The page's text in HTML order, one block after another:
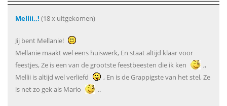
Mellii,,! (18 x uitgekomen)
Jij bent Mellanie!
Mellanie maakt wel eens huiswerk, En staat altijd klaar voor
feestjes, Ze is een van de grootste feestbeesten die ik ken
,,
Mellii is altijd wel verliefd
, En is de Grappigste van het stel, Ze
is net zo gek als Mario
..